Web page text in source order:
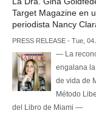
Target Magazine en
periodista Nancy
PRESS RELEASE - Tue,
— La
engalana
de vida de
Método
del Libro de Miami —